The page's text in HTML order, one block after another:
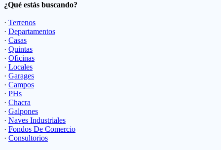
¿Qué estás buscando?
· Terrenos
· Departamentos
· Casas
· Quintas
· Oficinas
· Locales
· Garages
· Campos
· PHs
· Chacra
· Galpones
· Naves Industriales
· Fondos De Comercio
· Consultorios